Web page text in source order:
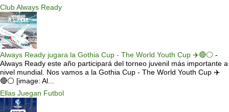
Club Always Ready
Always Ready jugara la Gothia Cup - The World Youth Cup ✈️🔴⚪️ -
Always Ready este año participará del torneo juvenil más importante a
nivel mundial. Nos vamos a la Gothia Cup - The World Youth Cup ✈️
🔴⚪️ [image: Al...
Ellas Juegan Futbol